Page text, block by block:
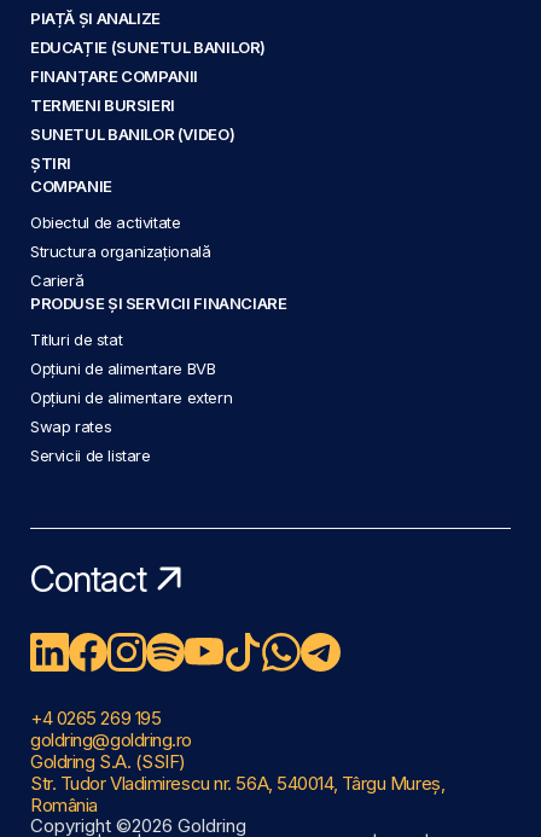
PIAȚĂ ȘI ANALIZE
EDUCAȚIE (SUNETUL BANILOR)
FINANȚARE COMPANII
TERMENI BURSIERI
SUNETUL BANILOR (VIDEO)
ȘTIRI
COMPANIE
Obiectul de activitate
Structura organizațională
Carieră
PRODUSE ȘI SERVICII FINANCIARE
Titluri de stat
Opțiuni de alimentare BVB
Opțiuni de alimentare extern
Swap rates
Servicii de listare
Contact
+4 0265 269 195
goldring@goldring.ro
Goldring S.A. (SSIF)
Str. Tudor Vladimirescu nr. 56A, 540014, Târgu Mureș,
România
Copyright ©2026 Goldring